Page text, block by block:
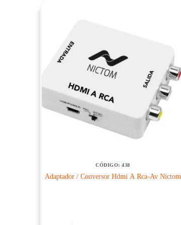
CÓDIGO: 438
Adaptador / Conversor Hdmi A Rca-Av Nictom